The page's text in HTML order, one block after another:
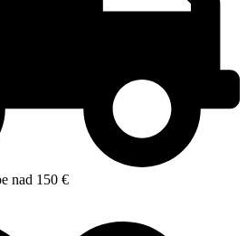
nad 150 €